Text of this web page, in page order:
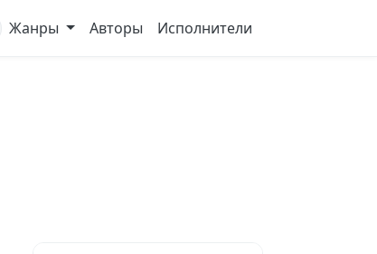
Жанры Авторы Исполнители